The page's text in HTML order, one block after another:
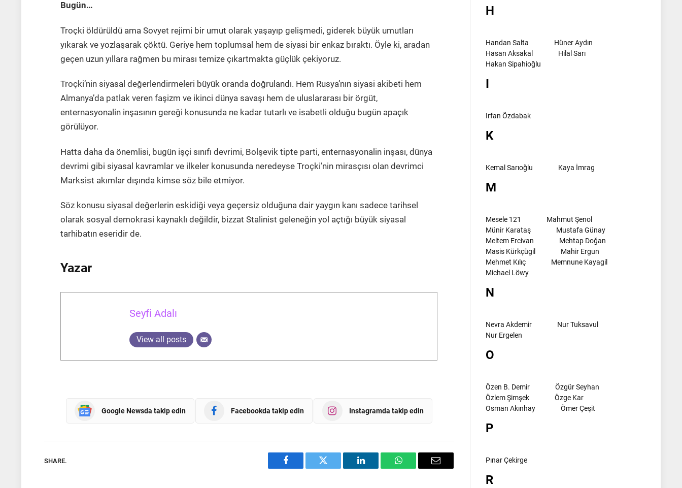
Bugün…
Troçki öldürüldü ama Sovyet rejimi bir umut olarak yaşayıp gelişmedi, giderek büyük umutları
yıkarak ve yozlaşarak çöktü. Geriye hem toplumsal hem de siyasi bir enkaz bıraktı. Öyle ki, aradan
geçen uzun yıllara rağmen bu mirası temize çıkartmakta güçlük çekiyoruz.
Troçki’nin siyasal değerlendirmeleri büyük oranda doğrulandı. Hem Rusya’nın siyasi akibeti hem
Almanya’da patlak veren faşizm ve ikinci dünya savaşı hem de uluslararası bir örgüt,
enternasyonalin inşasının gereği konusunda ne kadar tutarlı ve isabetli olduğu bugün apaçık
görülüyor.
Hatta daha da önemlisi, bugün işçi sınıfı devrimi, Bolşevik tipte parti, enternasyonalin inşası, dünya
devrimi gibi siyasal kavramlar ve ilkeler konusunda neredeyse Troçki’nin mirasçısı olan devrimci
Marksist akımlar dışında kimse söz bile etmiyor.
Söz konusu siyasal değerlerin eskidiği veya geçersiz olduğuna dair yaygın kanı sadece tarihsel
olarak sosyal demokrasi kaynaklı değildir, bizzat Stalinist geleneğin yol açtığı büyük siyasal
tarhibatın eseridir de.
Yazar
Seyfi Adalı
View all posts
Google Newsda takip edin Facebookda takip edin Instagramda takip edin
SHARE.
Facebook Twitter LinkedIn WhatsAppEmail
H
Handan Salta
Hüner Aydın
Hasan Aksakal
Hilal Sarı
Hakan Sipahioğlu
I
Irfan Özdabak
K
Kemal Sarıoğlu Kaya İmrag
M
Mesele 121
Mahmut Şenol
Münir Karataş
Mustafa Günay
Meltem Ercivan
Mehtap Doğan
Masis Kürkçügil
Mahir Ergun
Mehmet Kılıç
Memnune Kayagil
Michael Löwy
N
Nevra Akdemir
Nur Tuksavul
Nur Ergelen
O
Özen B. Demir
Özgür Seyhan
Özlem Şimşek
Özge Kar
Osman Akınhay
Ömer Çeşit
P
Pınar Çekirge
R